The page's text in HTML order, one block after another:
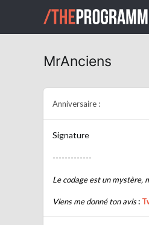
MrAnciens
Anniversaire
Signature
-------------
Le codage est un mystère,
Viens me donné ton avis: